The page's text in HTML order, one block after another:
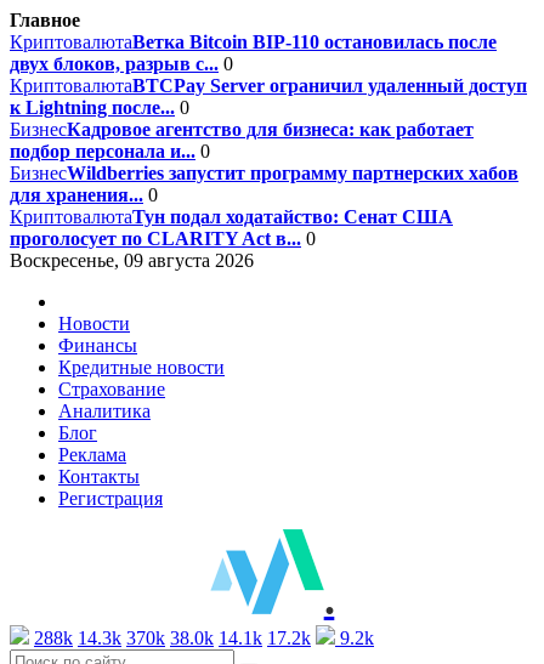
Главное
КриптовалютаВетка Bitcoin BIP-110 остановилась после
двух блоков, разрыв с... 0
КриптовалютаBTCPay Server ограничил удаленный доступ
к Lightning после... 0
БизнесКадровое агентство для бизнеса: как работает
подбор персонала и... 0
БизнесWildberries запустит программу партнерских хабов
для хранения... 0
КриптовалютаТун подал ходатайство: Сенат США
проголосует по CLARITY Act в... 0
Воскресенье, 09 августа 2026
Новости
Финансы
Кредитные новости
Страхование
Аналитика
Блог
Реклама
Контакты
Регистрация
.
288k 14.3k 370k 38.0k 14.1k 17.2k 9.2k